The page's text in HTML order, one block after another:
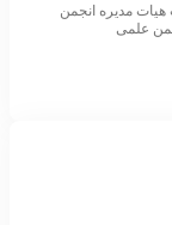
هیات مدیره انجمن
محترم انجمن علمی